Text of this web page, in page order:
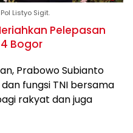
Listyo Sigit.
Pelepasan
Bogor
Prabowo Subianto
fungsi TNI bersama
rakyat dan juga